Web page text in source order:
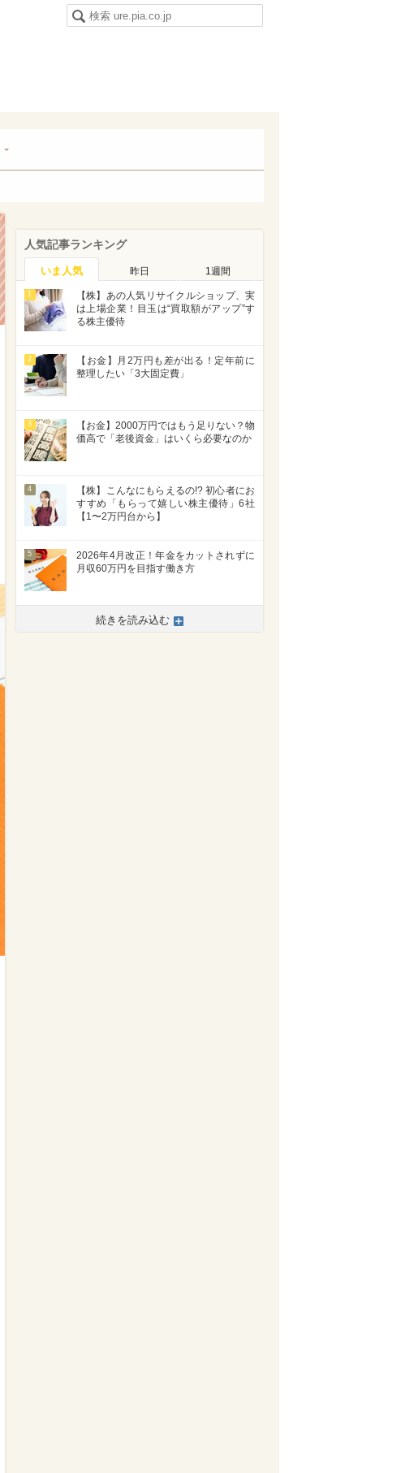
人気記事ランキング
いま人気 昨日 1週間
1
【株】あの人気リサイクルショップ、実
は上場企業！目玉は“買取額がアップ”す
る株主優待
2
【お金】月2万円も差が出る！定年前に
整理したい「3大固定費」
3
【お金】2000万円ではもう足りない？物
価高で「老後資金」はいくら必要なのか
4
【株】こんなにもらえるの!? 初心者にお
すすめ「もらって嬉しい株主優待」6社
【1〜2万円台から】
5
2026年4月改正！年金をカットされずに
月収60万円を目指す働き方
続きを読み込む